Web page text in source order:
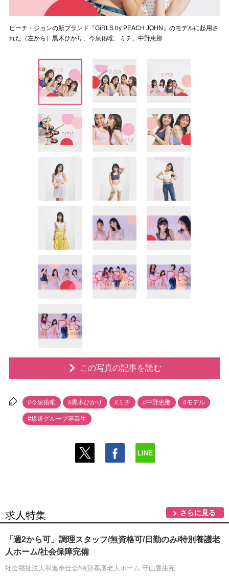
ピーチ・ジョンの新ブランド『GiRLS by PEACH JOHN』のモデルに起用さ
れた（左から）黒木ひかり、今泉佑唯、ミチ、中野恵那
この写真の記事を読む
#今泉佑唯 #黒木ひかり #ミチ #中野恵那 #モデル
#坂道グループ卒業生
求人特集 さらに見る
「週2から可」調理スタッフ/無資格可/日勤のみ/特別養護老
人ホーム/社会保障完備
社会福祉法人和進奉仕会/特別養護老人ホーム 守山豊生苑